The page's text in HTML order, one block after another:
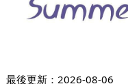
最後更新： 2026-08-06